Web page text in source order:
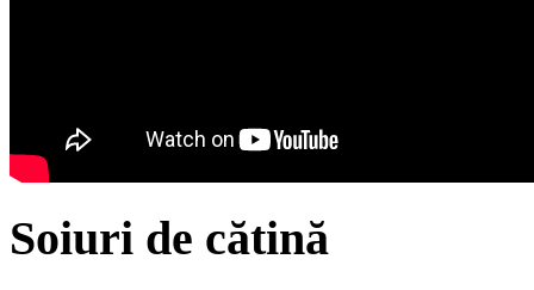
Soiuri de cătină